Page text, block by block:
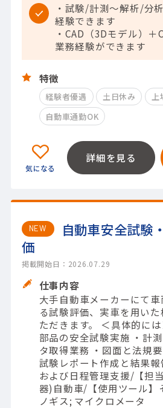
・試験/計測～解析/分
経験できます
・CAD（3Dモデル）＋
業務経験ができます
特徴
経験者優遇 土日休み
自動車通勤OK
詳細を見る
NEW
自動車安全試験
価
掲載開始日：2026.07.29
仕事内容
大手自動車メーカーにて
る試験評価、実車を用い
ただきます。 ＜具体的に
部品の安全試験実施 ・計
タ取得業務 ・図面と法規
試験レポート作成と結果
および日程管理支援/【担
器)自動車/【使用ツール】
ノギス; マイクロメータ